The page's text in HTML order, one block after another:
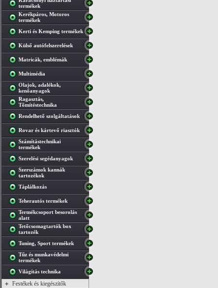
termékek
Kerékpáros, Motoros
termékek
Kerti és Kemping termékek
Külső autófelszerelések
Matricák, emblémák
Multimédia
Olajok, adalékok,
kenőanyagok
Ragasztás,
Tőmítéstechnika
Rendelhető szolgáltatások
Rovar és kártevő riasztók
Számítástechnikai
termékek
Szerelési segédanyagok
Szerszámok kannák
tartozékok
Táplálkozás
Teherautós termékek
Termékcsoport besorolás
alatt
Tetőcsomagtartók box
tartozék
Tuning, Sport termékek
Tűz és munkavédelmi
termékek
Világítás technika
+ Festékek és kiegészítők